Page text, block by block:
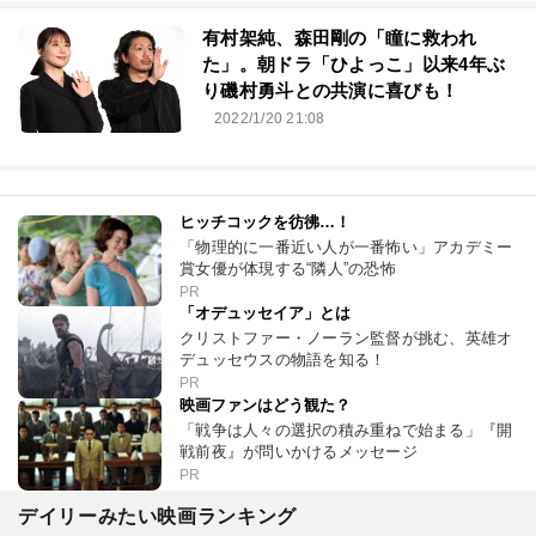
有村架純、森田剛の「瞳に救われ
た」。朝ドラ「ひよっこ」以来4年ぶ
り磯村勇斗との共演に喜びも！
2022/1/20 21:08
ヒッチコックを彷彿…！
「物理的に一番近い人が一番怖い」アカデミー
賞女優が体現する“隣人”の恐怖
PR
「オデュッセイア」とは
クリストファー・ノーラン監督が挑む、英雄オ
デュッセウスの物語を知る！
PR
映画ファンはどう観た？
「戦争は人々の選択の積み重ねで始まる」『開
戦前夜』が問いかけるメッセージ
PR
デイリーみたい映画ランキング